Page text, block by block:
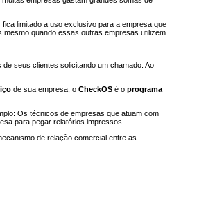
limitado a uso exclusivo para a empresa que
quando essas outras empresas utilizem
seus clientes solicitando um chamado. Ao
de sua empresa, oCheckOS é oprograma
Os técnicos de empresas que atuam com
para pegar relatórios impressos.
de relação comercial entre as